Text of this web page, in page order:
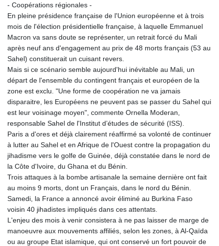
22637.365499
LBP
89717.564641
LKR 336.535164
LRD 180.841182
LSL 16.341492
LTL 2.95274
LVL 0.60489
LYD 6.38659
MDL 17.432256
MGA
4307.49732
MKD 53.409668
2099.443841
MNT
3595.840223
MRU 40.165112
MUR 46.939753
MVR 15.45971
- Coopérations régionales -
En pleine présidence française de l'Union européenne et à trois
mois de l'élection présidentielle française, à laquelle Emmanuel
Macron va sans doute se représenter, un retrait forcé du Mali
après neuf ans d'engagement au prix de 48 morts français (53 au
Sahel) constituerait un cuisant revers.
Mais si ce scénario semble aujourd'hui inévitable au Mali, un
départ de l'ensemble du contingent français et européen de la
zone est exclu. "Une forme de coopération ne va jamais
disparaitre, les Européens ne peuvent pas se passer du Sahel qui
est leur voisinage moyen", commente Ornella Moderan,
responsable Sahel de l'Institut d’études de sécurité (ISS).
Paris a d'ores et déjà clairement réaffirmé sa volonté de continuer
à lutter au Sahel et en Afrique de l'Ouest contre la propagation du
jihadisme vers le golfe de Guinée, déjà constatée dans le nord de
la Côte d'Ivoire, du Ghana et du Bénin.
Trois attaques à la bombe artisanale la semaine dernière ont fait
au moins 9 morts, dont un Français, dans le nord du Bénin.
Samedi, la France a annoncé avoir éliminé au Burkina Faso
voisin 40 jihadistes impliqués dans ces attentats.
L'enjeu des mois à venir consistera à ne pas laisser de marge de
manoeuvre aux mouvements affiliés, selon les zones, à Al-Qaïda
ou au groupe Etat islamique, qui ont conservé un fort pouvoir de